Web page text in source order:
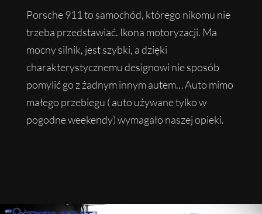
Porsche 911 to samochód, którego nikomu nie
trzeba przedstawiać. Ikona motoryzacji. Ma
mocny silnik, jest szybki, a dzięki
charakterystycznemu designowi nie sposób
pomylić go z żadnym innym autem… Auto mimo
małego przebiegu ( auto używane tylko w
pogodne weekendy) wymagało naszej opieki.